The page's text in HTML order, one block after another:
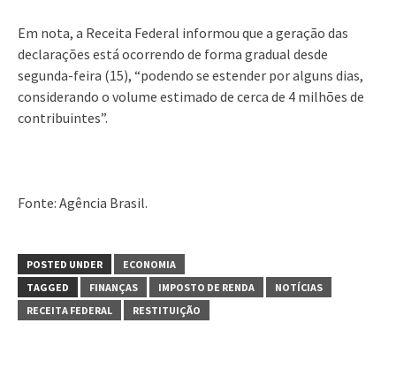
Em nota, a Receita Federal informou que a geração das
declarações está ocorrendo de forma gradual desde
segunda-feira (15), “podendo se estender por alguns dias,
considerando o volume estimado de cerca de 4 milhões de
contribuintes”.
Fonte: Agência Brasil.
POSTED UNDER
ECONOMIA
TAGGED
FINANÇAS IMPOSTO DE RENDA
NOTÍCIAS
RECEITA FEDERAL
RESTITUIÇÃO